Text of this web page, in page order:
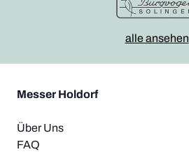
alle ansehen
Messer Holdorf
Über Uns
FAQ